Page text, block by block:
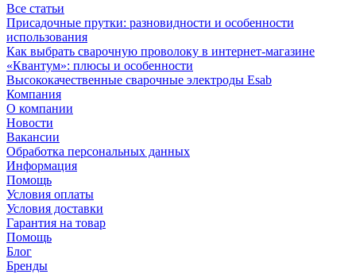
Все статьи
Присадочные прутки: разновидности и особенности
использования
Как выбрать сварочную проволоку в интернет-магазине
«Квантум»: плюсы и особенности
Высококачественные сварочные электроды Esab
Компания
О компании
Новости
Вакансии
Обработка персональных данных
Информация
Помощь
Условия оплаты
Условия доставки
Гарантия на товар
Помощь
Блог
Бренды